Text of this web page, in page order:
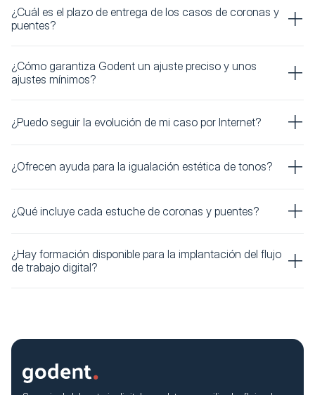
¿Cuál es el plazo de entrega de los casos de coronas y
puentes?
¿Cómo garantiza Godent un ajuste preciso y unos
ajustes mínimos?
¿Puedo seguir la evolución de mi caso por Internet?
¿Ofrecen ayuda para la igualación estética de tonos?
¿Qué incluye cada estuche de coronas y puentes?
¿Hay formación disponible para la implantación del flujo
de trabajo digital?